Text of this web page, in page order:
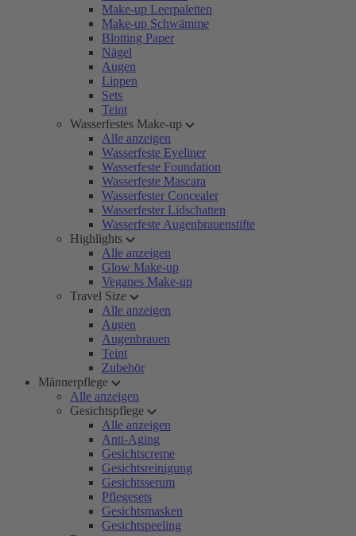
Make-up Leerpaletten
Make-up Schwämme
Blotting Paper
Nägel
Augen
Lippen
Sets
Teint
Wasserfestes Make-up
Alle anzeigen
Wasserfeste Eyeliner
Wasserfeste Foundation
Wasserfeste Mascara
Wasserfester Concealer
Wasserfester Lidschatten
Wasserfeste Augenbrauenstifte
Highlights
Alle anzeigen
Glow Make-up
Veganes Make-up
Travel Size
Alle anzeigen
Augen
Augenbrauen
Teint
Zubehör
Männerpflege
Alle anzeigen
Gesichtspflege
Alle anzeigen
Anti-Aging
Gesichtscreme
Gesichtsreinigung
Gesichtsserum
Pflegesets
Gesichtsmasken
Gesichtspeeling